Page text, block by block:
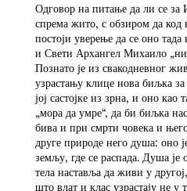
Одговор на питање да ли се
спрема жито, с обзиром да
постоји уверење да се оно
и Свети Архангел Михаило
Познато је из свакодневног
узрастању клице нова биљка за
јој састојке из зрна, и оно
„мора да умре“, да би биљка
бива и при смрти човека и
друге природе него душа: оно
земљу, где се распада. Душа је
тела наставља да живи у
што влат и клас узрастају не